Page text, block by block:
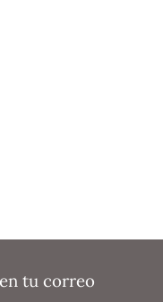
tu correo